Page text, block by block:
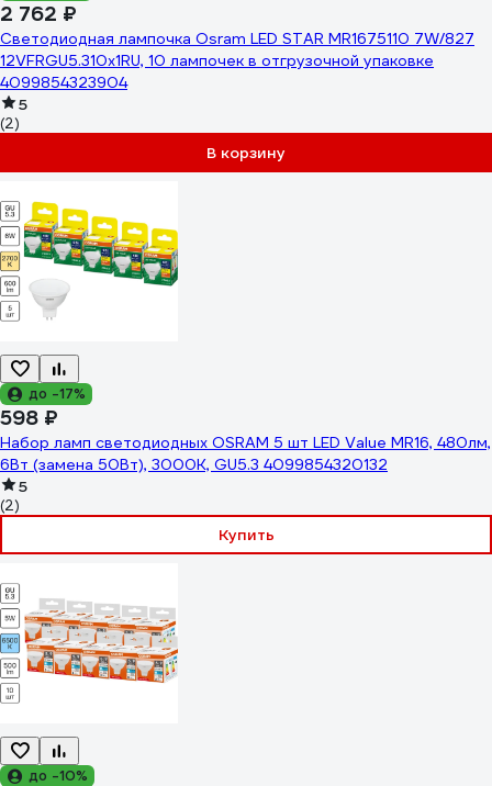
2 762 ₽
Светодиодная лампочка Osram LED STAR MR1675110 7W/827
12VFRGU5.310x1RU, 10 лампочек в отгрузочной упаковке
4099854323904
5
(2)
В корзину
до -17%
598 ₽
Набор ламп светодиодных OSRAM 5 шт LED Value MR16, 480лм,
6Вт (замена 50Вт), 3000К, GU5.3 4099854320132
5
(2)
Купить
до -10%